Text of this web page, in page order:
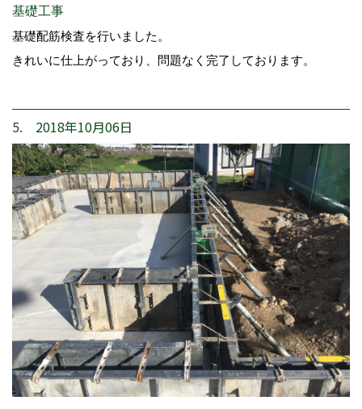
基礎工事
基礎配筋検査を行いました。
きれいに仕上がっており、問題なく完了しております。
5. 2018年10月06日